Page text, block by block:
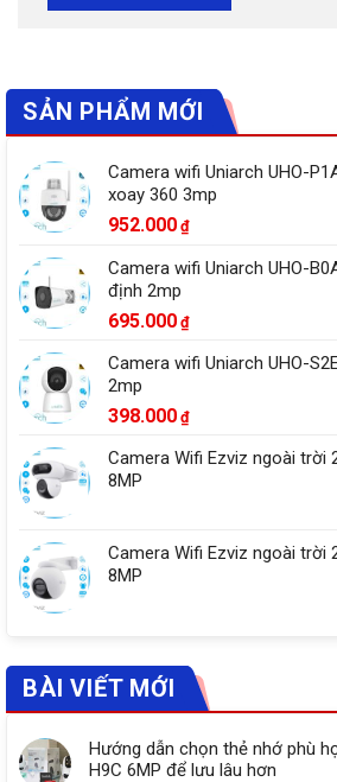
SẢN PHẨM MỚI
Camera wifi Uniarch UHO-
xoay 360 3mp
952.000 ₫
Camera wifi Uniarch UHO-
định 2mp
695.000 ₫
Camera wifi Uniarch UHO-
2mp
398.000 ₫
Camera Wifi Ezviz ngoài trời
8MP
Camera Wifi Ezviz ngoài trời
8MP
BÀI VIẾT MỚI
Hướng dẫn chọn thẻ nhớ phù
H9C 6MP để lưu lâu hơn